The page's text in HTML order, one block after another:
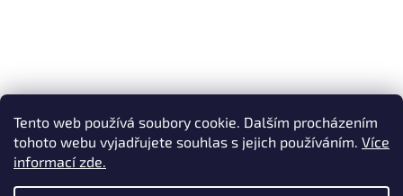
Tento web používá soubory cookie. Dalším procházením
tohoto webu vyjadřujete souhlas s jejich používáním. Více
informací zde.